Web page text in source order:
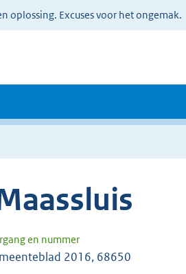
oplossing. Excuses voor het ongemak.
en nummer
2016, 68650